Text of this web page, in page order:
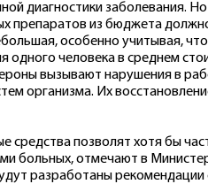
диагностики заболевания.
препаратов из бюджета
особенно учитывая,
одного человека в среднем
вызывают нарушения в
организма. Их
средства позволят хотя бы
больных, отмечают в
разработаны рекомендации